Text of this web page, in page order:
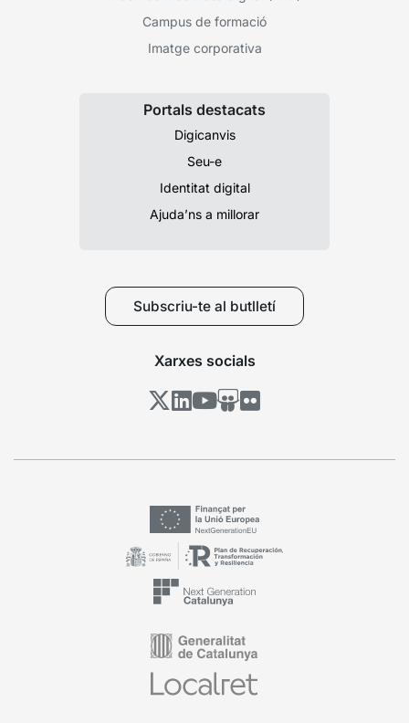
Campus de formació
Imatge corporativa
Portals destacats
Digicanvis
Seu-e
Identitat digital
Ajuda’ns a millorar
Subscriu-te al butlletí
Xarxes socials